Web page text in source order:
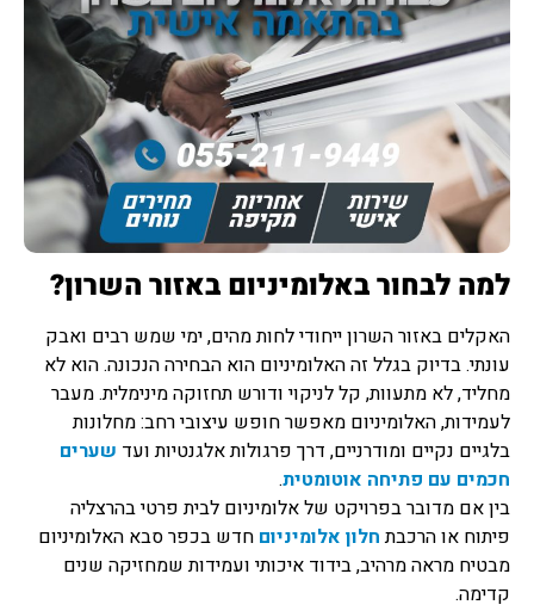
למה לבחור באלומיניום באזור השרון?
האקלים באזור השרון ייחודי לחות מהים, ימי שמש רבים ואבק
עונתי. בדיוק בגלל זה האלומיניום הוא הבחירה הנכונה. הוא לא
מחליד, לא מתעוות, קל לניקוי ודורש תחזוקה מינימלית. מעבר
לעמידות, האלומיניום מאפשר חופש עיצובי רחב: מחלונות
בלגיים נקיים ומודרניים, דרך פרגולות אלגנטיות ועד שערים
חכמים עם פתיחה אוטומטית.
בין אם מדובר בפרויקט של אלומיניום לבית פרטי בהרצליה
פיתוח או הרכבתחלון אלומיניום חדש בכפר סבא האלומיניום
מבטיח מראה מרהיב, בידוד איכותי ועמידות שמחזיקה שנים
קדימה.